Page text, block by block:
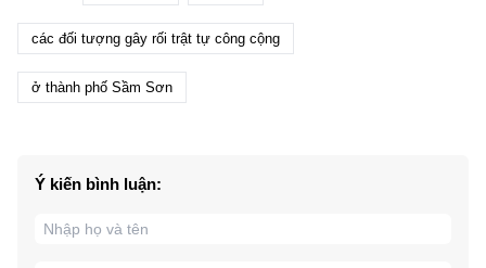
các đối tượng gây rối trật tự công cộng
ở thành phố Sầm Sơn
Ý kiến bình luận: